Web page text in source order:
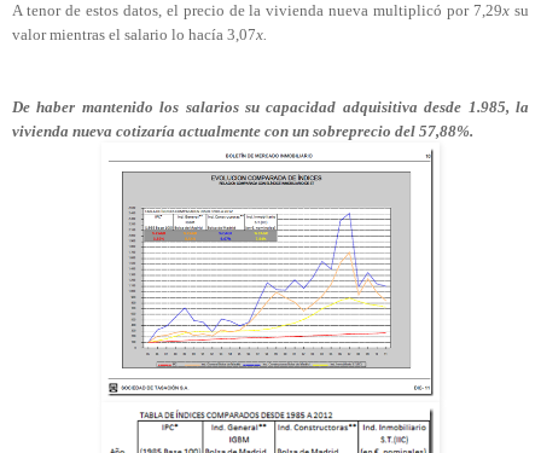
A tenor de estos datos, el precio de la vivienda nueva multiplicó por 7,29x su
valor mientras el salario lo hacía 3,07x.
De haber mantenido los salarios su capacidad adquisitiva desde 1.985, la
vivienda nueva cotizaría actualmente con un sobreprecio del 57,88%.